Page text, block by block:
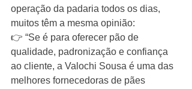
operação da padaria todos os dias,
muitos têm a mesma opinião:
👉 “Se é para oferecer pão de
qualidade, padronização e confiança
ao cliente, a Valochi Sousa é uma das
melhores fornecedoras de pães